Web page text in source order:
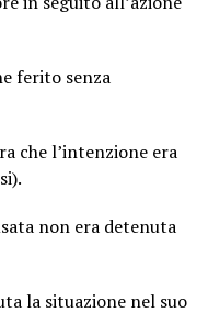
ferito senza
che l’intenzione era
non era detenuta
la situazione nel suo